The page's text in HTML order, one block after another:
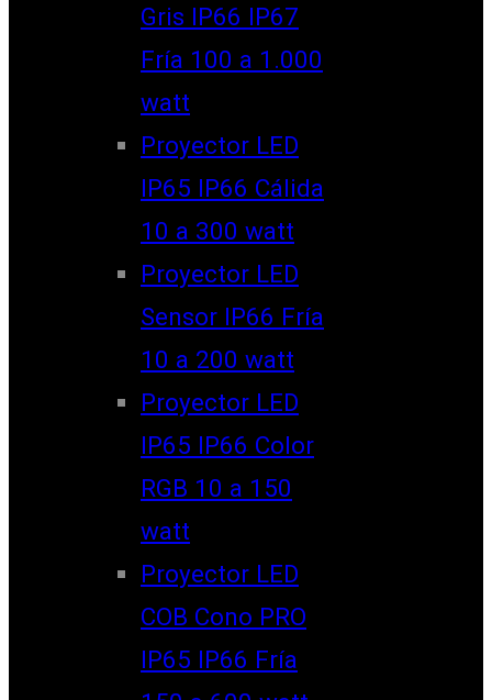
Gris IP66 IP67
Fría 100 a 1.000
watt
Proyector LED
IP65 IP66 Cálida
10 a 300 watt
Proyector LED
Sensor IP66 Fría
10 a 200 watt
Proyector LED
IP65 IP66 Color
RGB 10 a 150
watt
Proyector LED
COB Cono PRO
IP65 IP66 Fría